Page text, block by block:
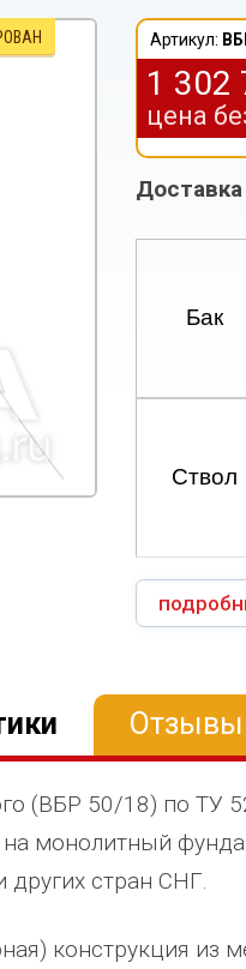
Артикул:
1 302
цена
Бак
Ствол
Отзывы
(ВБР 50/18) по ТУ
на монолитный
других стран СНГ.
конструкция из